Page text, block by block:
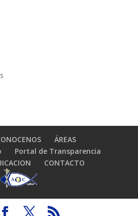
ÁREAS
Portal de Transparencia
CONTACTO